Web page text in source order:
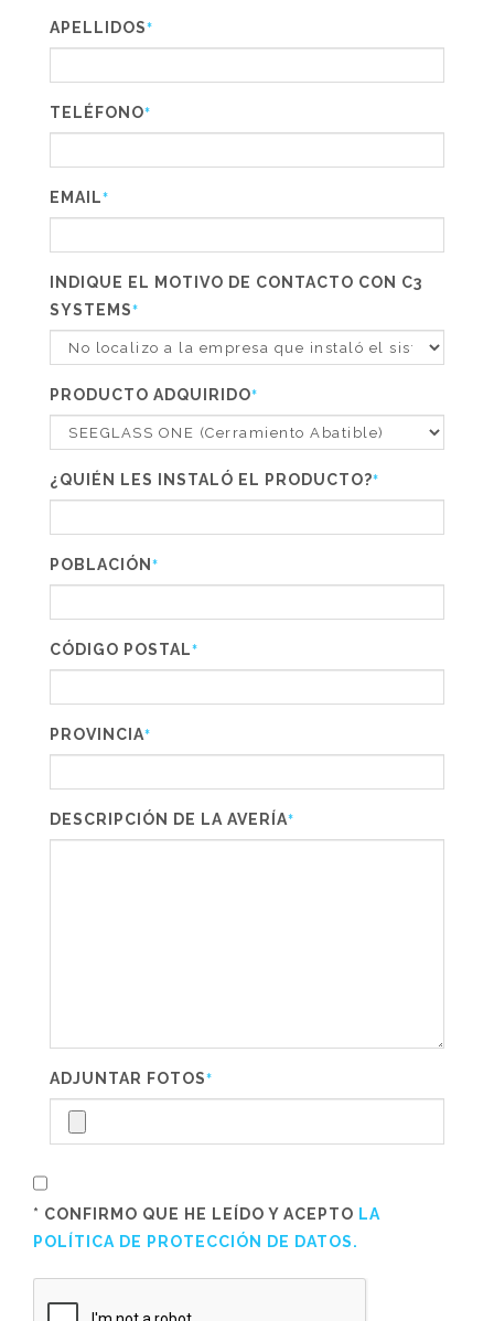
APELLIDOS*
TELÉFONO*
EMAIL*
INDIQUE EL MOTIVO DE CONTACTO CON C3
SYSTEMS*
PRODUCTO ADQUIRIDO*
¿QUIÉN LES INSTALÓ EL PRODUCTO?*
POBLACIÓN *
CÓDIGO POSTAL*
PROVINCIA*
DESCRIPCIÓN DE LA AVERÍA*
ADJUNTAR FOTOS*
* CONFIRMO QUE HE LEÍDO Y ACEPTO LA
POLÍTICA DE PROTECCIÓN DE DATOS.